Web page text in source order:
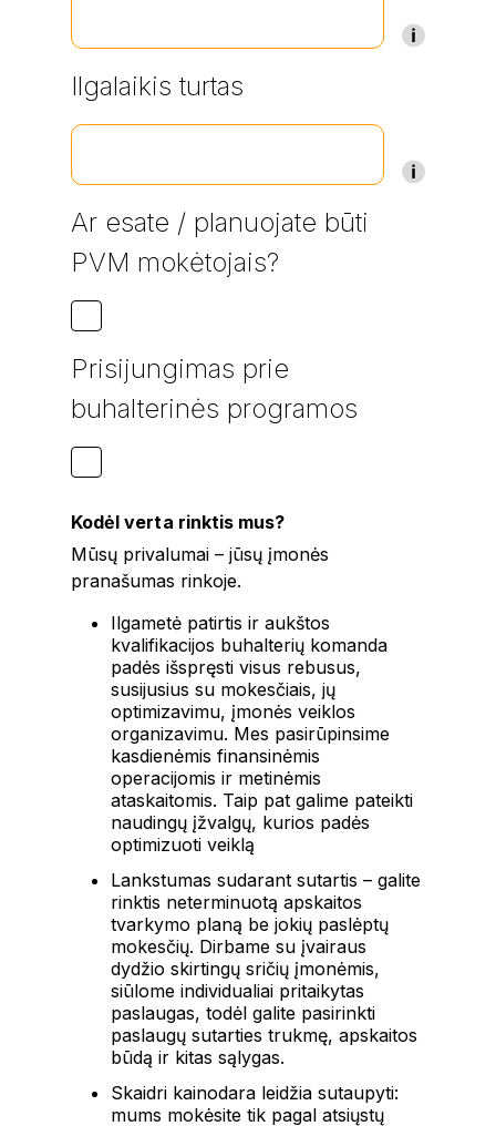
Ilgalaikis turtas
Ar esate / planuojate būti
PVM mokėtojais?
Prisijungimas prie
buhalterinės programos
Kodėl verta rinktis mus?
Mūsų privalumai – jūsų įmonės
pranašumas rinkoje.
Ilgametė patirtis ir aukštos
kvalifikacijos buhalterių komanda
padės išspręsti visus rebusus,
susijusius su mokesčiais, jų
optimizavimu, įmonės veiklos
organizavimu. Mes pasirūpinsime
kasdienėmis finansinėmis
operacijomis ir metinėmis
ataskaitomis. Taip pat galime pateikti
naudingų įžvalgų, kurios padės
optimizuoti veiklą
Lankstumas sudarant sutartis – galite
rinktis neterminuotą apskaitos
tvarkymo planą be jokių paslėptų
mokesčių. Dirbame su įvairaus
dydžio skirtingų sričių įmonėmis,
siūlome individualiai pritaikytas
paslaugas, todėl galite pasirinkti
paslaugų sutarties trukmę, apskaitos
būdą ir kitas sąlygas.
Skaidri kainodara leidžia sutaupyti:
mums mokėsite tik pagal atsiųstų